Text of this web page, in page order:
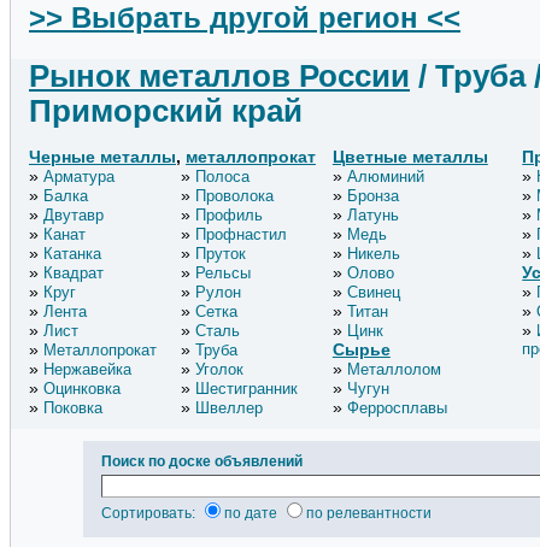
>> Выбрать другой регион <<
Рынок металлов России / Труба
Приморский край
Черные металлы, металлопрокат
Арматура
Балка
Двутавр
Канат
Катанка
Квадрат
Круг
Лента
Лист
Металлопрокат
Нержавейка
Оцинковка
Поковка
Полоса
Проволока
Профиль
Профнастил
Пруток
Рельсы
Рулон
Сетка
Сталь
Труба
Уголок
Шестигранник
Швеллер
Цветные металлы
Алюминий
Бронза
Латунь
Медь
Никель
Олово
Свинец
Титан
Цинк
Сырье
Металлолом
Чугун
Ферросплавы
Поиск по доске объявлений
Сортировать: по дате по релевантности